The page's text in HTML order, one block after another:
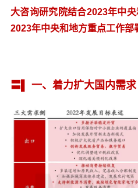
大咨询研究院结合2023年中
2023年中央和地方重点工作部
〓▌ 一、着力扩大国内需求